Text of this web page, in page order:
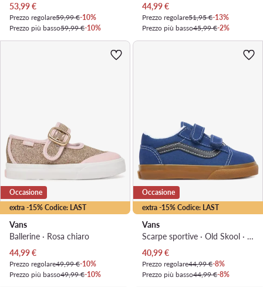
Prezzo attuale
53,99€
Prezzo regolare59,99 €-10%
Prezzo più basso59,99 €-10%
Prezzo attuale
44,99€
Prezzo regolare51,95 €-13%
Prezzo più basso45,99 €-2%
extra -15% Codice: LAST
Occasione
Vans
Ballerine · Rosa chiaro
Prezzo attuale
44,99€
Prezzo regolare49,99 €-10%
Prezzo più basso49,99 €-10%
extra -15% Codice: LAST
Occasione
Vans
Scarpe sportive · Old Skool · Blu scuro
Prezzo attuale
40,99€
Prezzo regolare44,99 €-8%
Prezzo più basso44,99 €-8%